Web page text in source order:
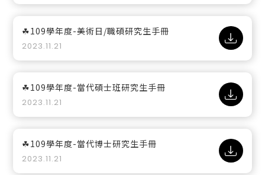
☘109學年度-美術日/職碩研究生手冊
2023.11.21
☘109學年度-當代碩士班研究生手冊
2023.11.21
☘109學年度-當代博士研究生手冊
2023.11.21